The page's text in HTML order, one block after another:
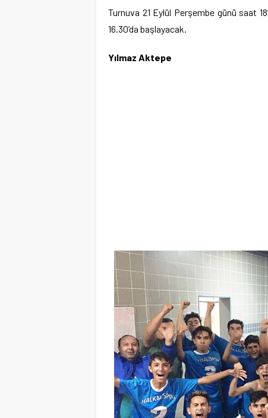
Turnuva 21 Eylül Perşembe günü saat
16.30’da başlayacak.
Yılmaz Aktepe